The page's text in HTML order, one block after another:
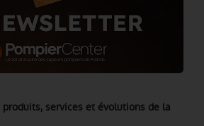
services et évolutions de la